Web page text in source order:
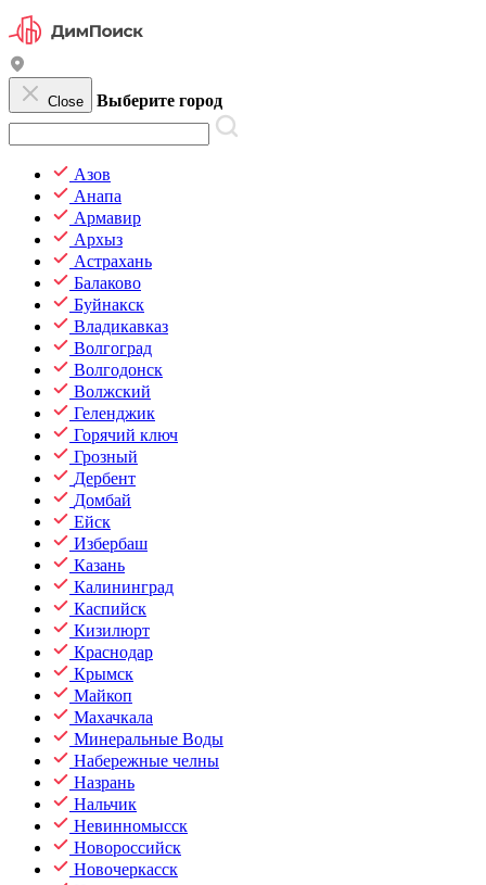
Close Выберите город
Азов
Анапа
Армавир
Архыз
Астрахань
Балаково
Буйнакск
Владикавказ
Волгоград
Волгодонск
Волжский
Геленджик
Горячий ключ
Грозный
Дербент
Домбай
Ейск
Избербаш
Казань
Калининград
Каспийск
Кизилюрт
Краснодар
Крымск
Майкоп
Махачкала
Минеральные Воды
Набережные челны
Назрань
Нальчик
Невинномысск
Новороссийск
Новочеркасск